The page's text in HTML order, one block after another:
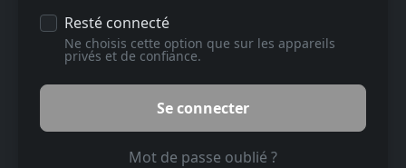
Resté connecté
Ne choisis cette option que sur les appareils
privés et de confiance.
Mot de passe oublié ?